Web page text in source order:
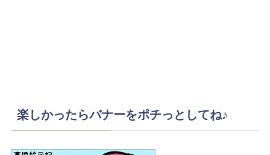
楽しかったらバナーをポチっとしてね♪